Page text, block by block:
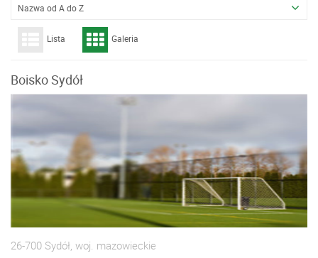
Nazwa od A do Z
Lista Galeria
Boisko Sydół
26-700 Sydół, woj. mazowieckie